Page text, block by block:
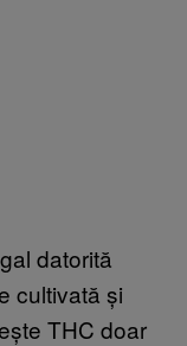
datorită
cultivată și
THC doar